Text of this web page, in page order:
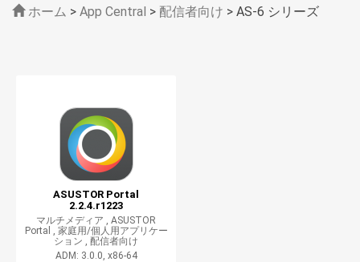
ホーム > App Central > 配信者向け > AS-6 シリーズ
ASUSTOR Portal
2.2.4.r1223
マルチメディア , ASUSTOR
Portal , 家庭用/個人用アプリケー
ション , 配信者向け
ADM: 3.0.0, x86-64